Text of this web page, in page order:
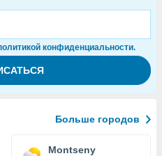
конфиденциальности.
Больше городов
Montseny